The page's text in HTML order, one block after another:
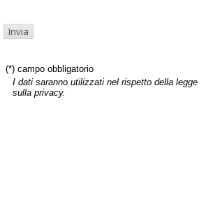
(*) campo obbligatorio
I dati saranno utilizzati nel rispetto della legge
sulla privacy.